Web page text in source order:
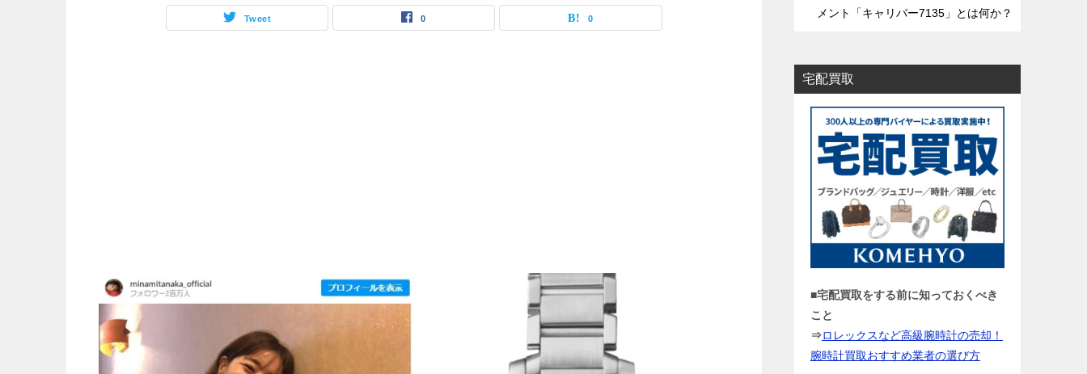
Tweet 0 0
メント「キャリバー7135」とは何か？
宅配買取
■宅配買取をする前に知っておくべき
こと
⇒ロレックスなど高級腕時計の売却！
腕時計買取おすすめ業者の選び方